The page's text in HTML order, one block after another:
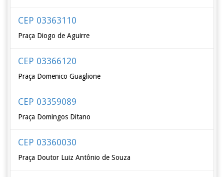
CEP 03363110
Praça Diogo de Aguirre
CEP 03366120
Praça Domenico Guaglione
CEP 03359089
Praça Domingos Ditano
CEP 03360030
Praça Doutor Luiz Antônio de Souza